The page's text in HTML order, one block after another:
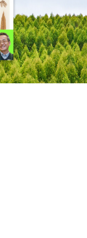
적의파닉스는 쓰기가
않고 할수있어요^^퀴즈
들으면승부욕발동해서
~ 복습으로 하는 학습이
~역시나 2장으로 적은 분
서 수월하게 할수있어요^